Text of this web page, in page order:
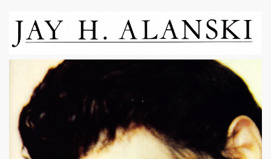
MARIE FRANCE le 25 janvier 2010 au THEATRE DU
du 26 au 30 decembre 2009 aux TROIS BAUDETS
chez BASTIEN DE ALMEIDA (Paris) en seance de
au CHACHA CLUB (Paris).
concert de BIJOU SVP le 14 novembre 2009 a
le 28 octobre 2009 a l'Espace 315 du CENTRE